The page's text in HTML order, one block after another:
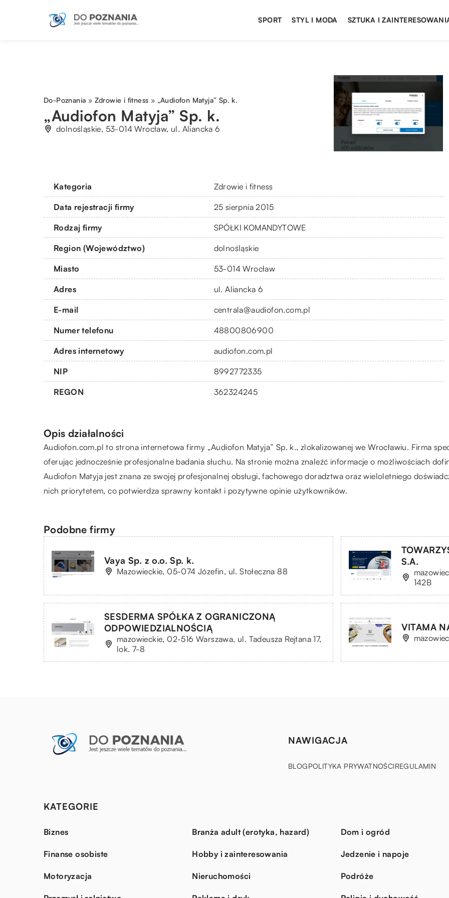
SPORT STYL I MODA SZTUKA I
Do-Poznania » Zdrowie i fitness » „Audiofon Matyja” Sp. k.
„Audiofon Matyja” Sp. k.
dolnośląskie, 53-014 Wrocław, ul. Aliancka 6
Kategoria Zdrowie i fitness
Data rejestracji firmy 25 sierpnia 2015
Rodzaj firmy SPÓŁKI KOMANDYTOWE
Region (Województwo) dolnośląskie
Miasto 53-014 Wrocław
Adres ul. Aliancka 6
E-mail centrala@audiofon.com.pl
Numer telefonu 48800806900
Adres internetowy audiofon.com.pl
NIP 8992772335
REGON 362324245
Opis działalności
Audiofon.com.pl to strona internetowa firmy „Audiofon Matyja” Sp. k., zlokalizowanej we Wrocławiu. Firma
oferując jednocześnie profesjonalne badania słuchu. Na stronie można znaleźć informacje o możliwościach
Audiofon Matyja jest znana ze swojej profesjonalnej obsługi, fachowego doradztwa oraz wieloletniego
nich priorytetem, co potwierdza sprawny kontakt i pozytywne opinie użytkowników.
Podobne firmy
Vaya Sp. z o.o. Sp. k.
Mazowieckie, 05-074 Józefin, ul. Stołeczna 88
S.A.
142B
SESDERMA SPÓŁKA Z OGRANICZONĄ
ODPOWIEDZIALNOŚCIĄ
mazowieckie, 02-516 Warszawa, ul. Tadeusza Rejtana 17,
lok. 7-8
VITAMA
NAWIGACJA
BLOGPOLITYKA PRYWATNOŚCIREGULAMIN
KATEGORIE
Biznes Branża adult (erotyka, hazard) Dom i ogród
Finanse osobiste Hobby i zainteresowania Jedzenie i napoje
Motoryzacja Nieruchomości Podróże